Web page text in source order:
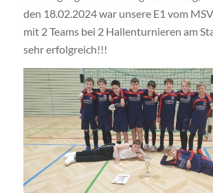
den 18.02.2024 war unsere E1 vom
mit 2 Teams bei 2 Hallenturnieren am
sehr erfolgreich!!!